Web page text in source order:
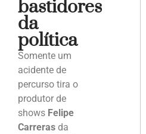
bastidores
da
política
Somente um
acidente de
percurso tira o
produtor de
shows Felipe
Carreras da